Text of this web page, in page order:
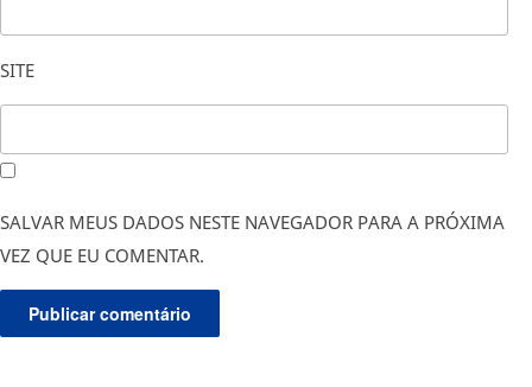
SITE
SALVAR MEUS DADOS NESTE NAVEGADOR PARA A PRÓXIMA
VEZ QUE EU COMENTAR.